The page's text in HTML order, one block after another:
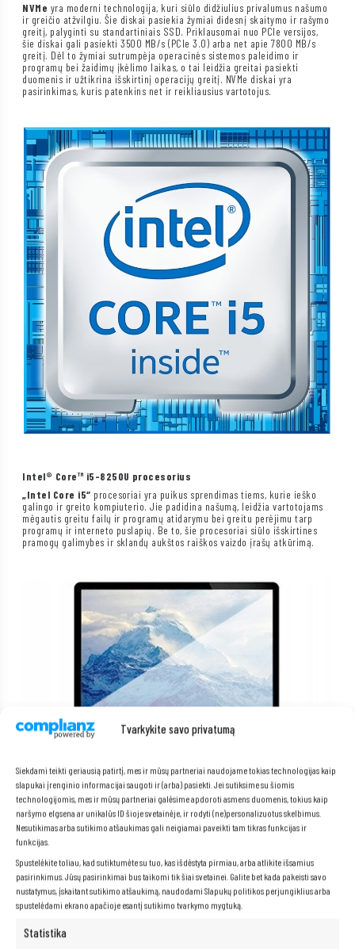
Tvarkykite savo privatumą
Siekdami teikti geriausią patirtį, mes ir mūsų partneriai naudojame tokias technologijas kaip
slapukai įrenginio informacijai saugoti ir (arba) pasiekti. Jei sutiksime su šiomis
technologijomis, mes ir mūsų partneriai galėsime apdoroti asmens duomenis, tokius kaip
naršymo elgsena ar unikalūs ID šioje svetainėje, ir rodyti (ne)personalizuotus skelbimus.
Nesutikimas arba sutikimo atšaukimas gali neigiamai paveikti tam tikras funkcijas ir
funkcijas.
Spustelėkite toliau, kad sutiktumėte su tuo, kas išdėstyta pirmiau, arba atlikite išsamius
pasirinkimus. Jūsų pasirinkimai bus taikomi tik šiai svetainei. Galite bet kada pakeisti savo
nustatymus, įskaitant sutikimo atšaukimą, naudodami Slapukų politikos perjungiklius arba
spustelėdami ekrano apačioje esantį sutikimo tvarkymo mygtuką.
Statistika
NVMe yra moderni technologija, kuri siūlo didžiulius privalumus našumo
ir greičio atžvilgiu. Šie diskai pasiekia žymiai didesnį skaitymo ir rašymo
greitį, palyginti su standartiniais SSD. Priklausomai nuo PCIe versijos,
šie diskai gali pasiekti 3500 MB/s (PCIe 3.0) arba net apie 7800 MB/s
greitį. Dėl to žymiai sutrumpėja operacinės sistemos paleidimo ir
programų bei žaidimų įkėlimo laikas, o tai leidžia greitai pasiekti
duomenis ir užtikrina išskirtinį operacijų greitį. NVMe diskai yra
pasirinkimas, kuris patenkins net ir reikliausius vartotojus.
Intel® Core™ i5-8250U procesorius
„Intel Core i5“ procesoriai yra puikus sprendimas tiems, kurie ieško
galingo ir greito kompiuterio. Jie padidina našumą, leidžia vartotojams
mėgautis greitu failų ir programų atidarymu bei greitu perėjimu tarp
programų ir interneto puslapių. Be to, šie procesoriai siūlo išskirtines
pramogų galimybes ir sklandų aukštos raiškos vaizdo įrašų atkūrimą.
Matinis ekranas
Norite patogiai dirbti su savo nešiojamuoju kompiuteriu bet kokiomis
sąlygomis, be akinimo ar akių nuovargio rizikos?
HP 650 G4 su
ekranu
Dėka matinio ekrano, neturėsite jokių problemų su šviesos
atspindžiais, todėl galėsite laisvai dirbti įvairiomis sąlygomis, tiek
patalpoje, tiek lauke.Matinis ekranastaip pat yra daug mažiau
varginantis akims, todėl galėsite dirbti ilgiau ir patogiau, nejausdami